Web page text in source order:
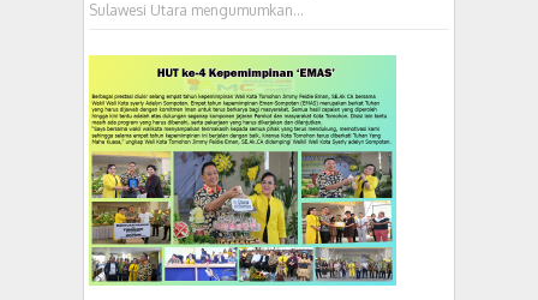
Sulawesi Utara mengumumkan...